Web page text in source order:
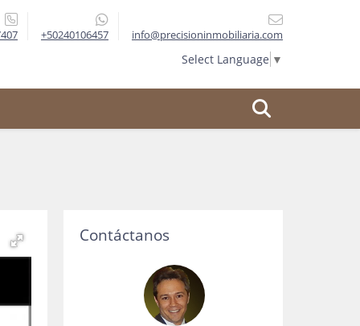
+50240106457 info@precisioninmobiliaria.com
Select Language ▼
Contáctanos